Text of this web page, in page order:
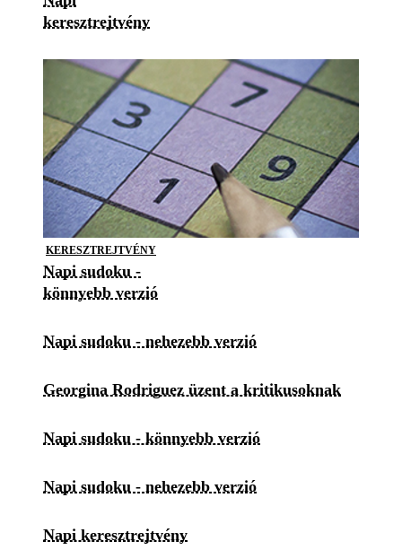
keresztrejtvény
KERESZTREJTVÉNY
Napi sudoku -
könnyebb verzió
Napi sudoku - nehezebb verzió
Georgina Rodriguez üzent a kritikusoknak
Napi sudoku - könnyebb verzió
Napi sudoku - nehezebb verzió
Napi keresztrejtvény